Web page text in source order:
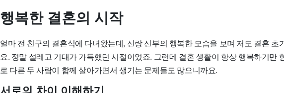
행복한 결혼의 시작
얼마 전 친구의 결혼식에 다녀왔는데, 신랑 신부의 행복한 모습을 보며 저도 결혼 초
요. 정말 설레고 기대가 가득했던 시절이었죠. 그런데 결혼 생활이 항상 행복하기만
로 다른 두 사람이 함께 살아가면서 생기는 문제들도 많으니까요.
서로의 차이 이해하기